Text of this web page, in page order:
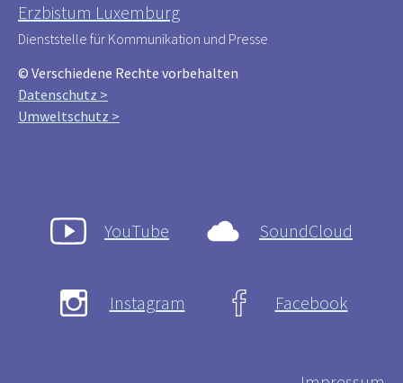
Erzbistum Luxemburg
Dienststelle für Kommunikation und Presse
© Verschiedene Rechte vorbehalten
Datenschutz >
Umweltschutz >
YouTube SoundCloud
Instagram Facebook